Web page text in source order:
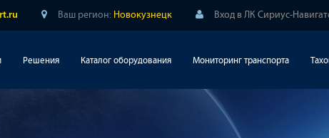
Ваш регион: Новокузнецк Вход в ЛК Сириус-
Решения Каталог оборудования Мониторинг транспорта